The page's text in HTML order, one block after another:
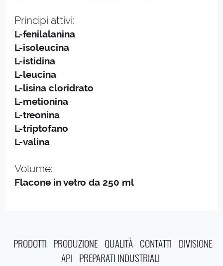
Principi attivi:
L-fenilalanina
L-isoleucina
L-istidina
L-leucina
L-lisina cloridrato
L-metionina
L-treonina
L-triptofano
L-valina
Volume:
Flacone in vetro da 250 ml
PRODOTTI PRODUZIONE QUALITÀ CONTATTI DIVISIONE
API PREPARATI INDUSTRIALI